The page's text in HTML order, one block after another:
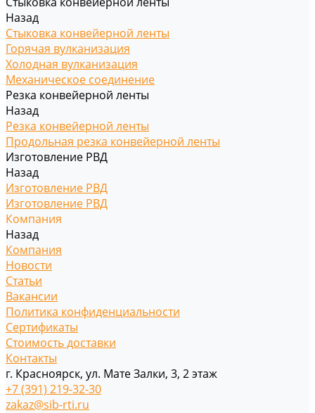
Назад
Стыковка конвейерной ленты
Горячая вулканизация
Холодная вулканизация
Механическое соединение
Резка конвейерной ленты
Назад
Резка конвейерной ленты
Продольная резка конвейерной ленты
Изготовление РВД
Назад
Изготовление РВД
Изготовление РВД
Компания
Назад
Компания
Новости
Статьи
Вакансии
Политика конфиденциальности
Сертификаты
Стоимость доставки
Контакты
г. Красноярск, ул. Мате Залки, 3, 2 этаж
+7 (391) 219-32-30
zakaz@sib-rti.ru